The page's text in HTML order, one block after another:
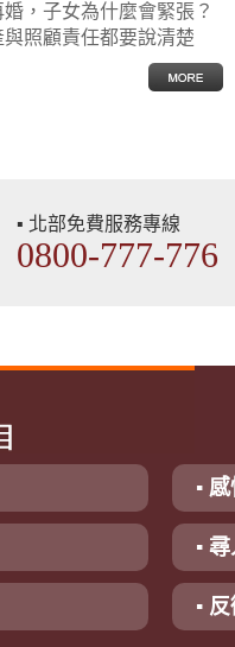
，子女為什麼會緊張？
照顧責任都要說清楚
▪ 北部免費服務專線
0800-777-776
▪
▪
▪